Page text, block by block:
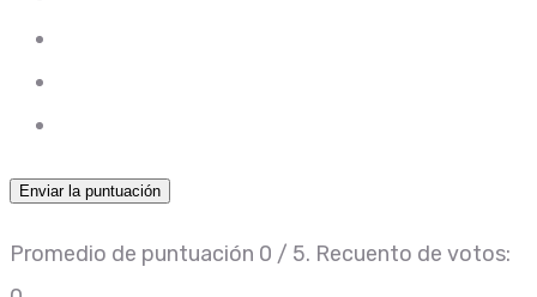
Enviar la puntuación
Promedio de puntuación 0 / 5. Recuento de votos: